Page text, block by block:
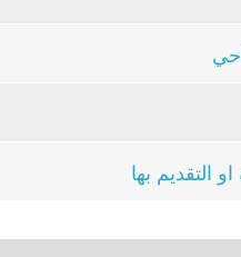
التقديم بها